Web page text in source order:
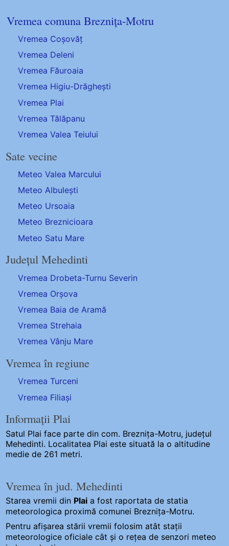
Vremea comuna Breznița-Motru
Vremea Coșovăț
Vremea Deleni
Vremea Făuroaia
Vremea Higiu-Drăghești
Vremea Plai
Vremea Tălăpanu
Vremea Valea Teiului
Sate vecine
Meteo Valea Marcului
Meteo Albulești
Meteo Ursoaia
Meteo Breznicioara
Meteo Satu Mare
Județul Mehedinti
Vremea Drobeta-Turnu Severin
Vremea Orșova
Vremea Baia de Aramă
Vremea Strehaia
Vremea Vânju Mare
Vremea în regiune
Vremea Turceni
Vremea Filiași
Informații Plai
Satul Plai face parte din com. Breznița-Motru, județul
Mehedinti. Localitatea Plai este situată la o altitudine
medie de 261 metri.
Vremea în jud. Mehedinti
Starea vremii din Plai a fost raportata de statia
meteorologica proximă comunei Breznița-Motru.
Pentru afișarea stării vremii folosim atât stații
meteorologice oficiale cât și o rețea de senzori meteo